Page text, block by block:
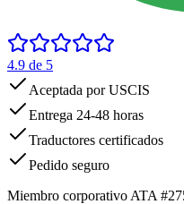
4.9 de 5
Aceptada por USCIS
Entrega 24-48 horas
Traductores certificados
Pedido seguro
Miembro corporativo ATA